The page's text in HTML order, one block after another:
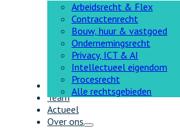
Arbeidsrecht & Flex
Contractenrecht
Bouw, huur & vastgoed
Ondernemingsrecht
Privacy, ICT & AI
Intellectueel eigendom
Procesrecht
Alle rechtsgebieden
Team
Actueel
Over ons